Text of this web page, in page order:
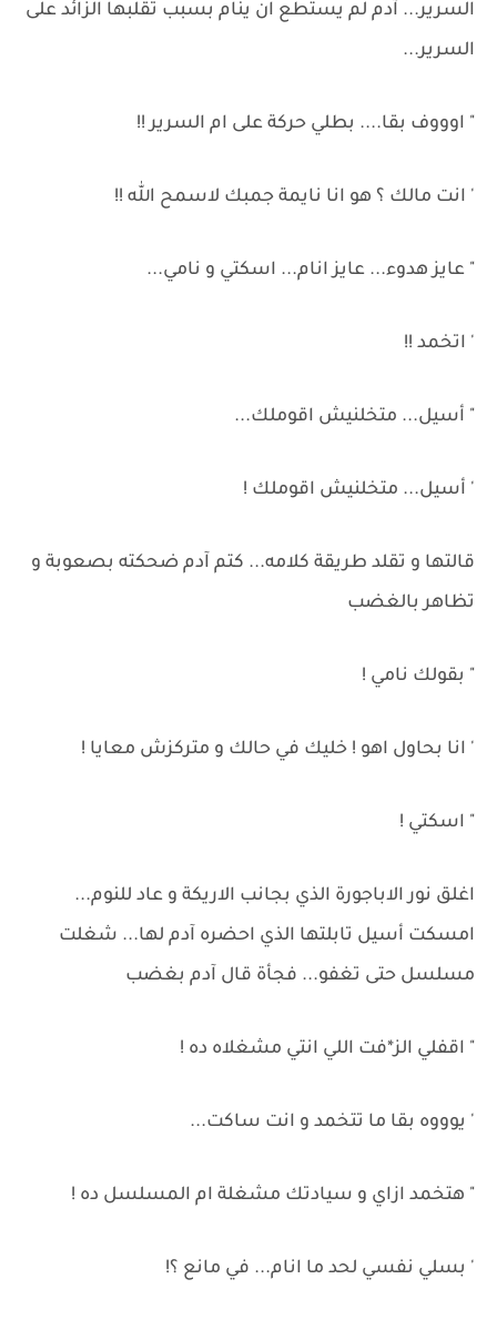
السرير... آدم لم يستطع ان ينام بسبب تقلبها الزائد على
السرير...
" اوووف بقا.... بطلي حركة على ام السرير !!
' انت مالك ؟ هو انا نايمة جمبك لاسمح الله !!
" عايز هدوء... عايز انام... اسكتي و نامي...
' اتخمد !!
" أسيل... متخلنيش اقوملك...
' أسيل... متخلنيش اقوملك !
قالتها و تقلد طريقة كلامه... كتم آدم ضحكته بصعوبة و
تظاهر بالغضب
" بقولك نامي !
' انا بحاول اهو ! خليك في حالك و متركزش معايا !
" اسكتي !
اغلق نور الاباجورة الذي بجانب الاريكة و عاد للنوم...
امسكت أسيل تابلتها الذي احضره آدم لها... شغلت
مسلسل حتى تغفو... فجأة قال آدم بغضب
" اقفلي الز*فت اللي انتي مشغلاه ده !
' يوووه بقا ما تتخمد و انت ساكت...
" هتخمد ازاي و سيادتك مشغلة ام المسلسل ده !
' بسلي نفسي لحد ما انام... في مانع ؟!